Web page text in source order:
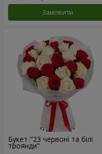
Замовити
Букет "23 червоні та білі
троянди"